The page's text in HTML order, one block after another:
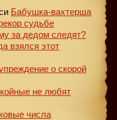
Бабушка-вахтерша
судьбе
за дедом следят?
взялся этот
о скорой
не любят
числа